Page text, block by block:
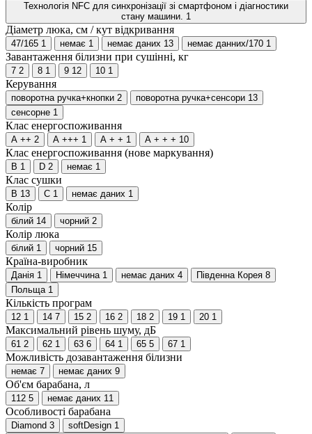
Технологія NFC для синхронізації зі смартфоном і діагностики
стану машини. 1
Діаметр люка, см / кут відкривання
47/165 1 немає 1 немає даних 13 немає данних/170 1
Завантаження білизни при сушінні, кг
7 2 8 1 9 12 10 1
Керування
поворотна ручка+кнопки 2 поворотна ручка+сенсори 13
сенсорне 1
Клас енергоспоживання
A ++ 2 A +++ 1 А + + 1 А + + + 10
Клас енергоспоживання (нове маркування)
B 1 D 2 немає 1
Клас сушки
B 13 C 1 немає даних 1
Колір
білий 14 чорний 2
Колір люка
білий 1 чорний 15
Країна-виробник
Данія 1 Німеччина 1 немає даних 4 Південна Корея 8
Польща 1
Кількість програм
12 1 14 7 15 2 16 2 18 2 19 1 20 1
Максимальний рівень шуму, дБ
61 2 62 1 63 6 64 1 65 5 67 1
Можливість дозавантаження білизни
немає 7 немає даних 9
Об'єм барабана, л
112 5 немає даних 11
Особливості барабана
Diamond 3 softDesign 1